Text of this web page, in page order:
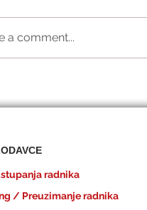
a comment...
radnika
/ Preuzimanje radnika